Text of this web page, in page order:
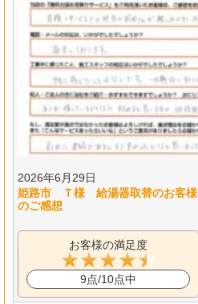
2026年6月29日
姫路市 Ｔ様 給湯器取替のお客様
のご感想
お客様の満足度
9点/10点中